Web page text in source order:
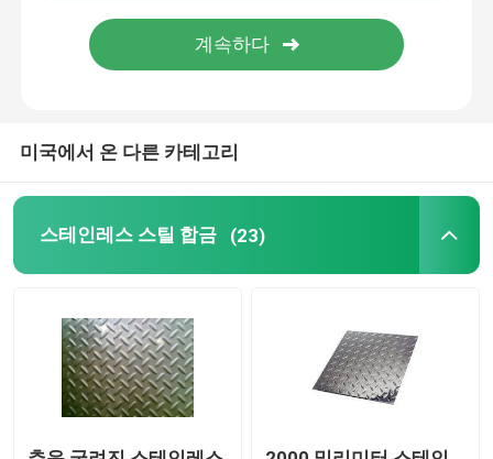
미국에서 온 다른 카테고리
스테인레스 스틸 합금 (23)